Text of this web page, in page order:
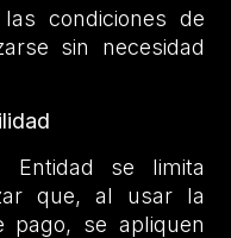
condiciones de
sin necesidad
Entidad se limita
que, al usar la
pago, se apliquen